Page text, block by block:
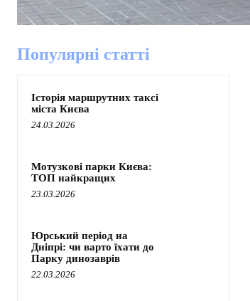
Популярні статті
Історія маршрутних таксі
міста Києва
24.03.2026
Мотузкові парки Києва:
ТОП найкращих
23.03.2026
Юрський період на
Дніпрі: чи варто їхати до
Парку динозаврів
22.03.2026